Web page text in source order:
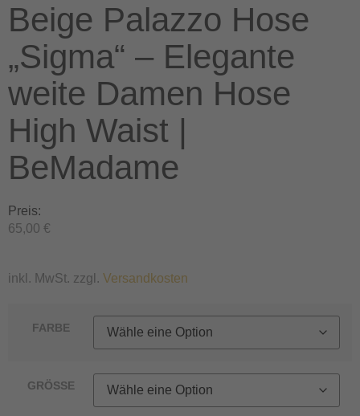
Beige Palazzo Hose
„Sigma“ – Elegante
weite Damen Hose
High Waist |
BeMadame
Preis:
65,00 €
inkl. MwSt. zzgl. Versandkosten
FARBE
GRÖSSE